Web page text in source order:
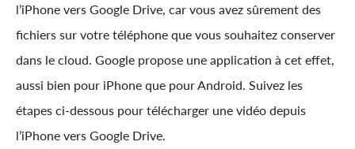
l’iPhone vers Google Drive, car vous avez sûrement des
fichiers sur votre téléphone que vous souhaitez conserver
dans le cloud. Google propose une application à cet effet,
aussi bien pour iPhone que pour Android. Suivez les
étapes ci-dessous pour télécharger une vidéo depuis
l’iPhone vers Google Drive.